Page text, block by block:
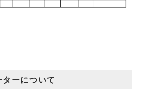
ーについて